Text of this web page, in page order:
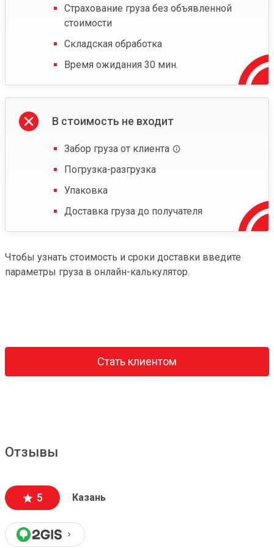
Страхование груза без объявленной
стоимости
Складская обработка
Время ожидания 30 мин.
В стоимость не входит
Забор груза от клиента
Погрузка-разгрузка
Упаковка
Доставка груза до получателя
Чтобы узнать стоимость и сроки доставки введите
параметры груза в онлайн-калькулятор.
Стать клиентом
Отзывы
5 Казань